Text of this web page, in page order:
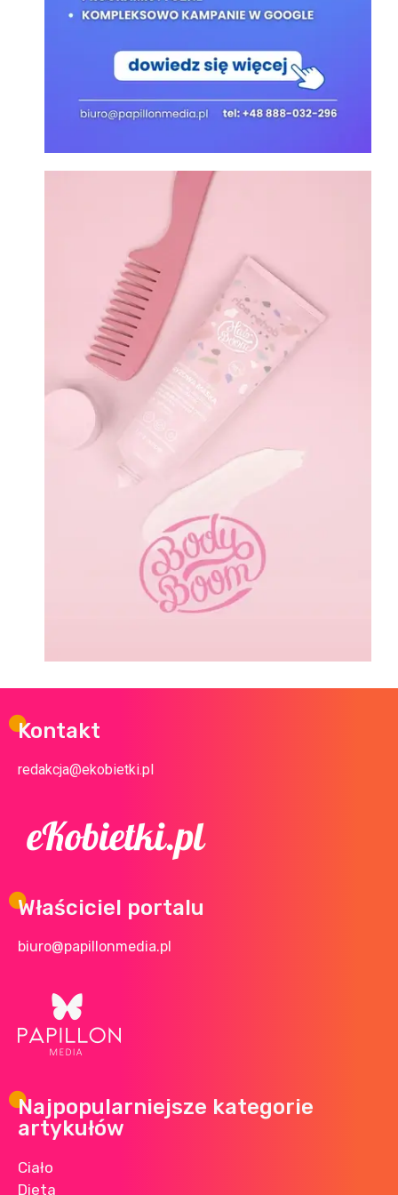
Kontakt
redakcja@ekobietki.pl
Właściciel portalu
biuro@papillonmedia.pl
Najpopularniejsze kategorie
artykułów
Ciało
Dieta